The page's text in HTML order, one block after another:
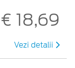
€ 18,69
Vezi detalii